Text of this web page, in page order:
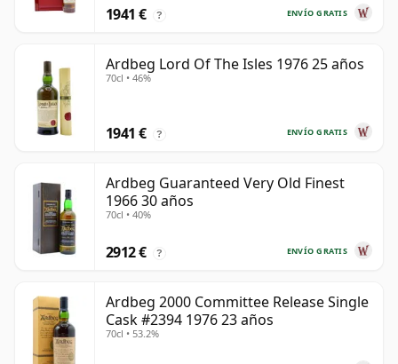
ENVÍO GRATIS
1941 € ?
Ardbeg Lord Of The Isles 1976 25 años
70cl • 46%
ENVÍO GRATIS
1941 € ?
Ardbeg Guaranteed Very Old Finest
1966 30 años
70cl • 40%
ENVÍO GRATIS
2912 € ?
Ardbeg 2000 Committee Release Single
Cask #2394 1976 23 años
70cl • 53.2%